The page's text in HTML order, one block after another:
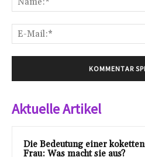
Aktuelle Artikel
Die Bedeutung einer koketten
Frau: Was macht sie aus?